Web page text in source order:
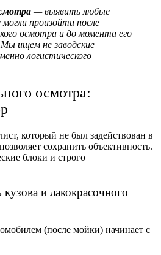
— выявить любые
произойти после
осмотра и до момента его
Мы ищем не заводские
логистического
осмотра:
который не был задействован в
сохранить объективность.
блоки и строго
и лакокрасочного
(после мойки) начинает с